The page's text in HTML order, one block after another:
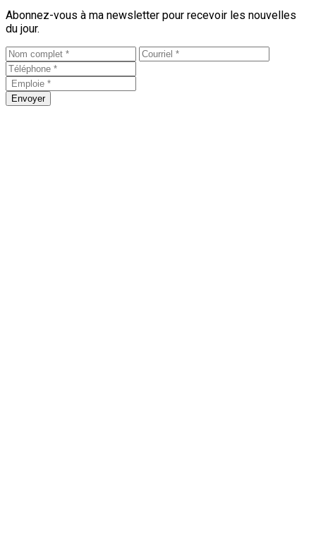
Abonnez-vous à ma newsletter pour recevoir les nouvelles
du jour.
Envoyer